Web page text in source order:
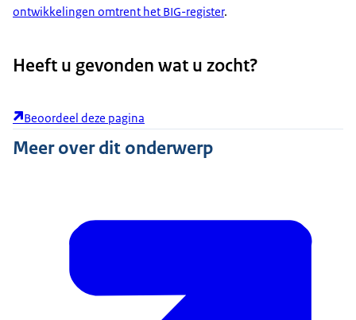
ontwikkelingen omtrent het BIG-register.
Heeft u gevonden wat u zocht?
Beoordeel deze pagina
Meer over dit onderwerp